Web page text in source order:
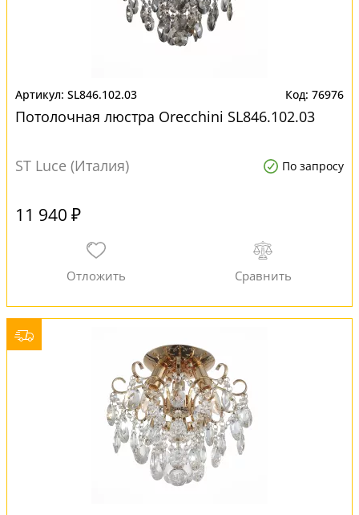
SL846.102.03 76976
Потолочная люстра Orecchini SL846.102.03
ST Luce (Италия) По запросу
11 940 ₽